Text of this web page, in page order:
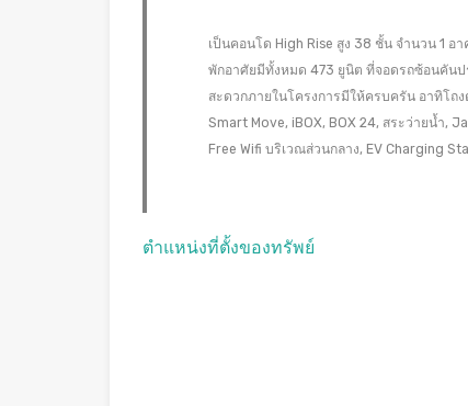
เป็นคอนโด High Rise สูง 38 ชั้น จำนวน 1
พักอาศัยมีทั้งหมด 473 ยูนิต ที่จอดรถซ้อนคันป
สะดวกภายในโครงการมีให้ครบครัน อาทิโถ
Smart Move, iBOX, BOX 24, สระว่ายน้ำ,
Free Wifi บริเวณส่วนกลาง, EV Charging
ตำแหน่งที่ตั้งของทรัพย์